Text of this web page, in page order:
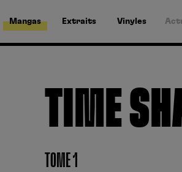
Mangas Extraits Vinyles
TIME
TOME 1